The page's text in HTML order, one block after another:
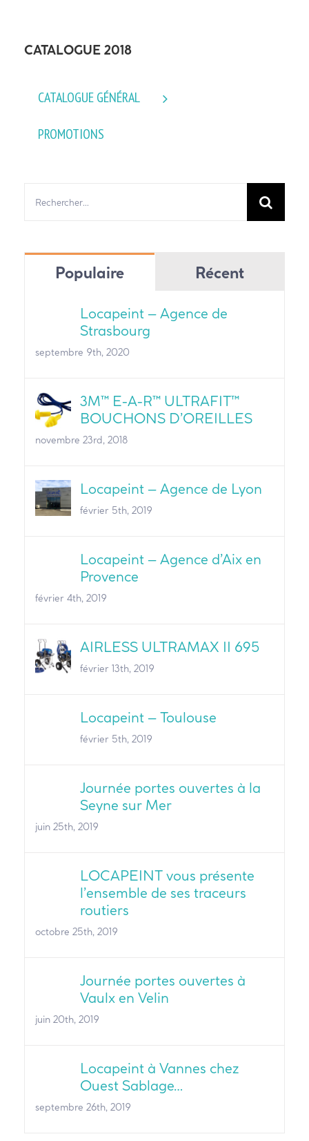
CATALOGUE 2018
CATALOGUE GÉNÉRAL
PROMOTIONS
Populaire Récent
Locapeint – Agence de
Strasbourg
septembre 9th, 2020
3M™ E-A-R™ ULTRAFIT™
BOUCHONS D’OREILLES
novembre 23rd, 2018
Locapeint – Agence de Lyon
février 5th, 2019
Locapeint – Agence d’Aix en
Provence
février 4th, 2019
AIRLESS ULTRAMAX II 695
février 13th, 2019
Locapeint – Toulouse
février 5th, 2019
Journée portes ouvertes à la
Seyne sur Mer
juin 25th, 2019
LOCAPEINT vous présente
l’ensemble de ses traceurs
routiers
octobre 25th, 2019
Journée portes ouvertes à
Vaulx en Velin
juin 20th, 2019
Locapeint à Vannes chez
Ouest Sablage…
septembre 26th, 2019